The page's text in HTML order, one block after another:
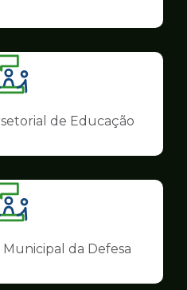
Conselhos
Ilustração
da
pagina
Conselhos
de Educação
Ilustração
da
pagina
Conselhos
Municipal da Defesa